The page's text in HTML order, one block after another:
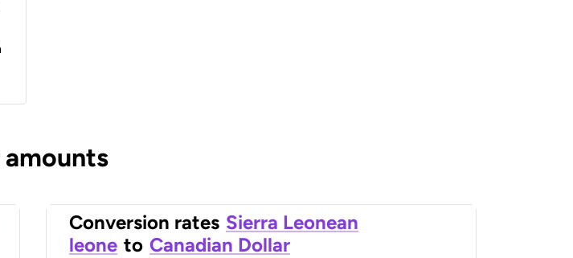
Conversion rates Sierra Leonean
leone to Canadian Dollar